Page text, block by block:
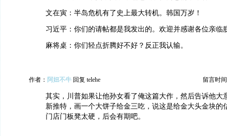
文在寅：半岛危机有了史上最大转机。韩国万岁！
习近平：你们的请帖都是我发出的。欢迎并感谢各位亲临
麻将桌：你们轻点折腾好不好？反正我认输。
作者： 阿妞不牛 回复 telehe 留言时
其实，川普如果让他孙女看了俺这篇大作，然后告诉他大
新推特，画一个大饼子给金三吃，说这是给金大头金块的
门店门板凳太硬，后会有期吧。